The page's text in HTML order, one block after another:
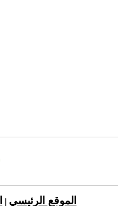
الموقع الرئيسي